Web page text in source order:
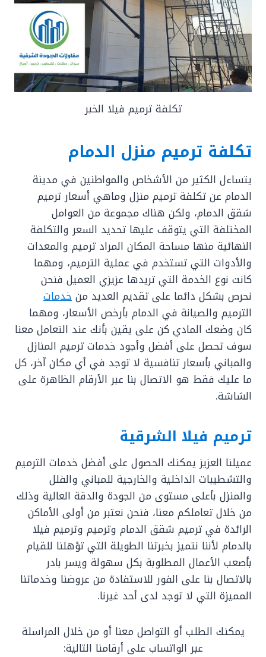
تكلفة ترميم فيلا الخبر
تكلفة ترميم منزل الدمام
يتساءل الكثير من الأشخاص والمواطنين في مدينة
الدمام عن تكلفة ترميم منزل وماهي أسعار ترميم
شقق الدمام، ولكن هناك مجموعة من العوامل
المختلفة التي يتوقف عليها تحديد السعر والتكلفة
النهائية منها مساحة المكان المراد ترميم والمعدات
والأدوات التي تستخدم في عملية الترميم، ومهما
كانت نوع الخدمة التي تريدها عزيزي العميل فنحن
نحرص بشكل دائما على تقديم العديد منخدمات
الترميم والصيانة في الدمام بأرخص الأسعار، ومهما
كان وضعك المادي كن على يقين بأنك عند التعامل معنا
سوف تحصل على أفضل وأجود خدمات ترميم المنازل
والمباني بأسعار تنافسية لا توجد في أي مكان آخر، كل
ما عليك فقط هو الاتصال بنا عبر الأرقام الظاهرة على
الشاشة.
ترميم فيلا الشرقية
عميلنا العزيز يمكنك الحصول على أفضل خدمات الترميم
والتشطيبات الداخلية والخارجية للمباني والفلل
والمنزل بأعلى مستوى من الجودة والدقة العالية وذلك
من خلال تعاملكم معنا، فنحن نعتبر من أولى الأماكن
الرائدة في ترميم شقق الدمام وترميم وترميم فيلا
بالدمام لأننا نتميز بخبرتنا الطويلة التي تؤهلنا للقيام
بأصعب الأعمال المطلوبة بكل سهولة ويسر بادر
بالاتصال بنا على الفور للاستفادة من عروضنا وخدماتنا
المميزة التي لا توجد لدى أحد غيرنا.
يمكنك الطلب أو التواصل معنا أو من خلال المراسلة
عبر الواتساب على أرقامنا التالية: